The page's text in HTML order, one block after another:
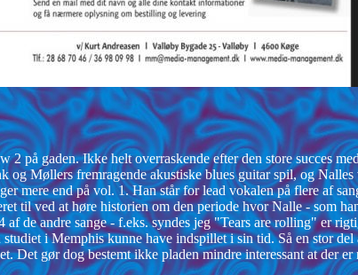
2 på gaden. Ikke helt overraskende efter den store succes
og Møllers fremragende akustiske blues guitar spil, og
mere end på vol. 1. Han står for lead vokalen på flere af
til ved at høre historien om den periode hvor Nalle - som
af de andre sange - f.eks. syndes jeg "Tears are rolling" er
i Memphis kunne have indspillet i sin tid. Så en stor
Det gør dog bestemt ikke pladen mindre interessant at der er